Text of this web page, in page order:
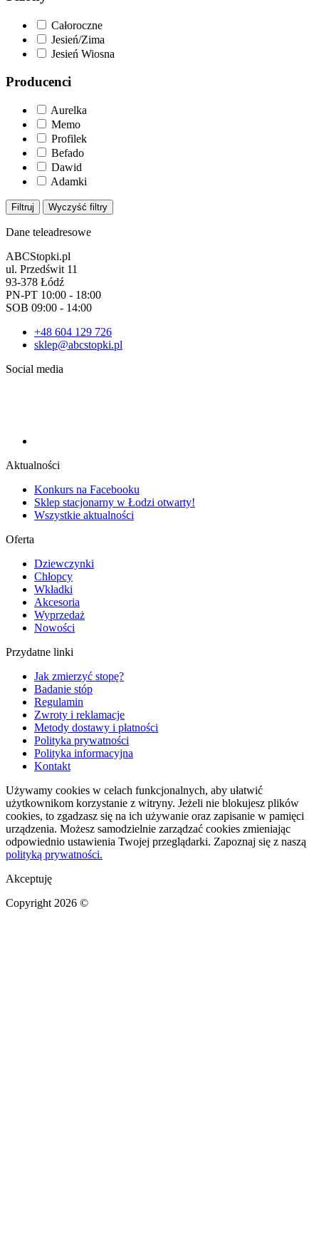
Całoroczne
Jesień/Zima
Jesień Wiosna
Producenci
Aurelka
Memo
Profilek
Befado
Dawid
Adamki
Filtruj Wyczyść filtry
Dane teleadresowe
ABCStopki.pl
ul. Przedświt 11
93-378 Łódź
PN-PT 10:00 - 18:00
SOB 09:00 - 14:00
+48 604 129 726
sklep@abcstopki.pl
Social media
Aktualności
Konkurs na Facebooku
Sklep stacjonarny w Łodzi otwarty!
Wszystkie aktualności
Oferta
Dziewczynki
Chłopcy
Wkładki
Akcesoria
Wyprzedaż
Nowości
Przydatne linki
Jak zmierzyć stopę?
Badanie stóp
Regulamin
Zwroty i reklamacje
Metody dostawy i płatności
Polityka prywatności
Polityka informacyjna
Kontakt
Używamy cookies w celach funkcjonalnych, aby ułatwić
użytkownikom korzystanie z witryny. Jeżeli nie blokujesz plików
cookies, to zgadzasz się na ich używanie oraz zapisanie w pamięci
urządzenia. Możesz samodzielnie zarządzać cookies zmieniając
odpowiednio ustawienia Twojej przeglądarki. Zapoznaj się z naszą
polityką prywatności.
Akceptuję
Copyright 2026 ©